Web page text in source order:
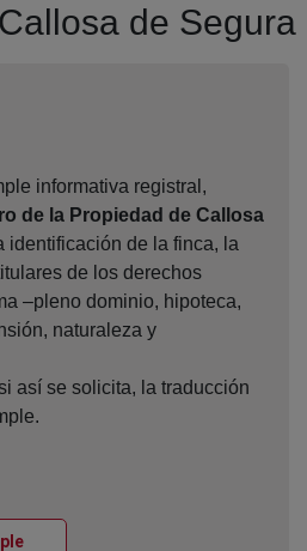
de Segura
nueva
informativa registral,
de la Propiedad de Callosa
identificación de la finca, la
de los derechos
–pleno dominio, hipoteca,
naturaleza y
así se solicita, la traducción
Ventana nueva